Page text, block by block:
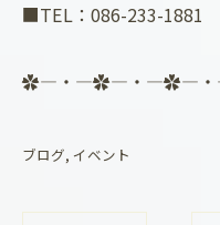
■TEL：086-233-1881
✿―・―✿―・―✿―
ブログ イベント